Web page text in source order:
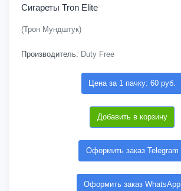
Сигареты Tron Elite
(Трон Мундштук)
Производитель: Duty Free
Цена за 1 пачку: 60 руб.
Добавить в корзину
Оформить заказ Telegram
Оформить заказ WhatsApp